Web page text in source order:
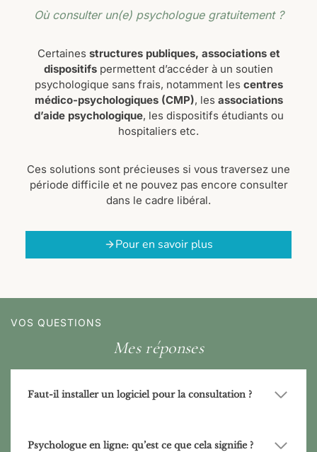
Où consulter un(e) psychologue gratuitement ?
Certaines structures publiques, associations et
dispositifs permettent d’accéder à un soutien
psychologique sans frais, notamment les centres
médico-psychologiques (CMP), les associations
d’aide psychologique, les dispositifs étudiants ou
hospitaliers etc.
Ces solutions sont précieuses si vous traversez une
période difficile et ne pouvez pas encore consulter
dans le cadre libéral.
Pour en savoir plus
VOS QUESTIONS
Mes réponses
Faut-il installer un logiciel pour la consultation ?
Psychologue en ligne: qu’est ce que cela signifie ?